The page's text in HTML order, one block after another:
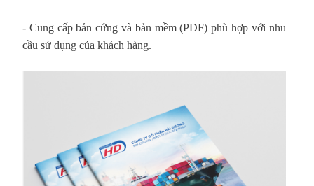
- Cung cấp bản cứng và bản mềm (PDF) phù hợp với nhu
cầu sử dụng của khách hàng.